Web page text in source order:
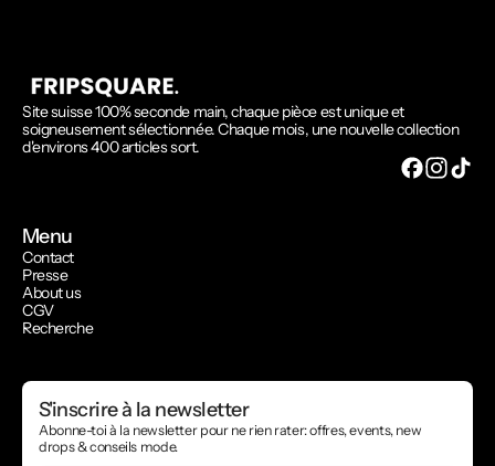
Site suisse 100% seconde main, chaque pièce est unique et
soigneusement sélectionnée. Chaque mois, une nouvelle collection
d'environs 400 articles sort.
Menu
Contact
Presse
About us
CGV
Recherche
S'inscrire à la newsletter
Abonne-toi à la newsletter pour ne rien rater: offres, events, new
drops & conseils mode.